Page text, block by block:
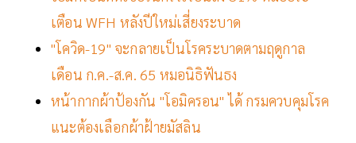
เตือน WFH หลังปีใหม่เสี่ยงระบาด
"โควิด-19" จะกลายเป็นโรคระบาดตามฤดูกาล
เดือน ก.ค.-ส.ค. 65 หมอนิธิฟันธง
หน้ากากผ้าป้องกัน "โอมิครอน" ได้ กรมควบคุมโรค
แนะต้องเลือกผ้าฝ้ายมัสลิน